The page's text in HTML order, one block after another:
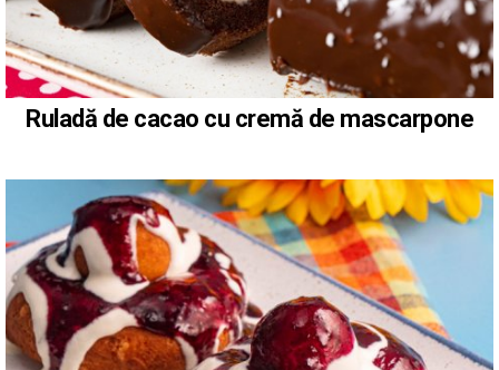
Ruladă de cacao cu cremă de mascarpone